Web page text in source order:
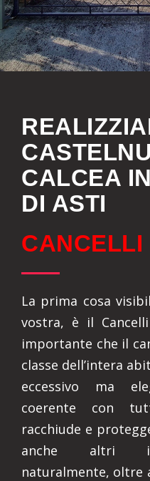
CALCEA
DI ASTI
CANCELLI
La prima cosa
vostra, è il
importante che il
classe dell’intera
eccessivo ma
coerente con
racchiude e
anche altri
naturalmente, oltre